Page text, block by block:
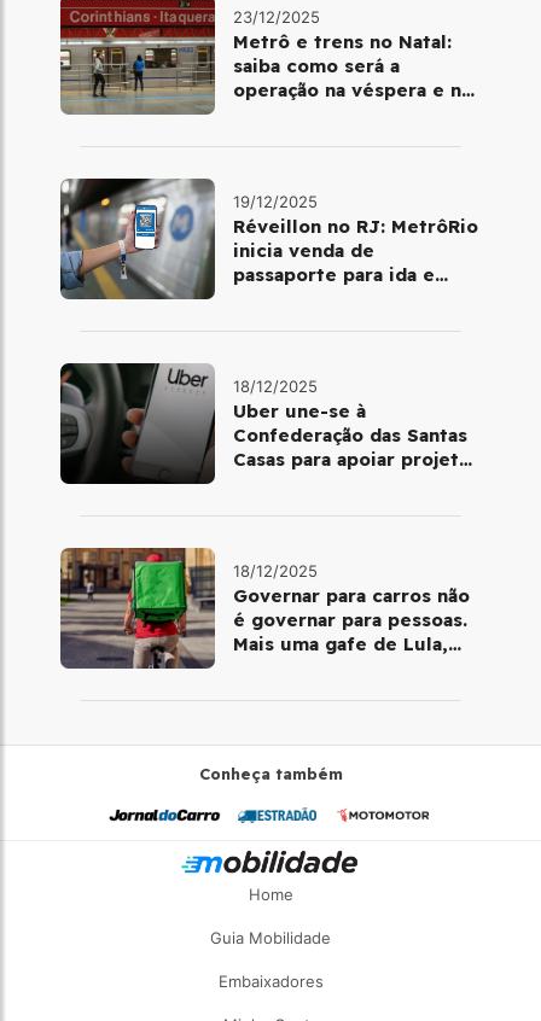
23/12/2025
Metrô e trens no Natal:
saiba como será a
operação na véspera e no
19/12/2025
Réveillon no RJ: MetrôRio
inicia venda de
passaporte para ida e
18/12/2025
Uber une-se à
Confederação das Santas
Casas para apoiar projetos
18/12/2025
Governar para carros não
é governar para pessoas.
Mais uma gafe de Lula,
Conheça também
Home
Guia Mobilidade
Embaixadores